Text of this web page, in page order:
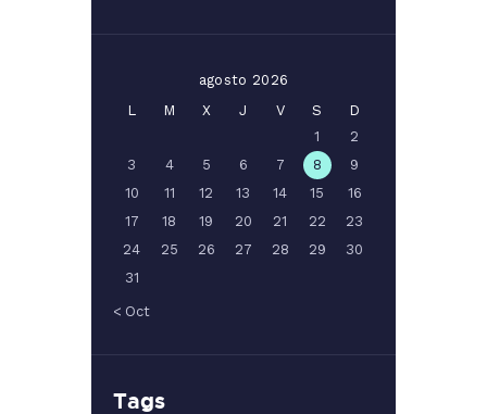
agosto 2026
L
M X J V S
D
1
2
3
4 5 6 7 8
9
10
11 12 13 14 15
16
17
18 19 20 21 22
23
24
25 26 27 28 29
30
31
« Oct
Tags